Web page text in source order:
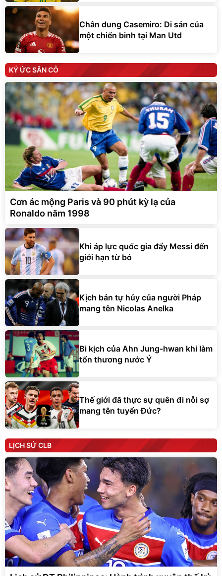
Chân dung Casemiro: Di sản của
một chiến binh tại Man Utd
KÝ ỨC SÂN CỎ
Cơn ác mộng Paris và 90 phút kỳ lạ của
Ronaldo năm 1998
Khi áp lực quốc gia đẩy Messi đến
giới hạn từ bỏ
Kịch bản tự hủy của người Pháp
mang tên Nicolas Anelka
Bi kịch của Ahn Jung-hwan khi làm
tổn thương nước Ý
Thế giới đã thực sự quên đi nỗi sợ
mang tên tuyển Đức?
LỊCH SỬ CLB